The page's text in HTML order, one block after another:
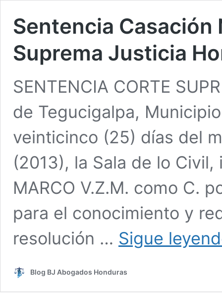
Sentencia Casación
Suprema Justicia
SENTENCIA CORTE
de Tegucigalpa,
veinticinco (25) días del
(2013), la Sala de lo
MARCO V.Z.M. como C.
para el conocimiento y
resolución … Sigue
Blog BJ Abogados Honduras